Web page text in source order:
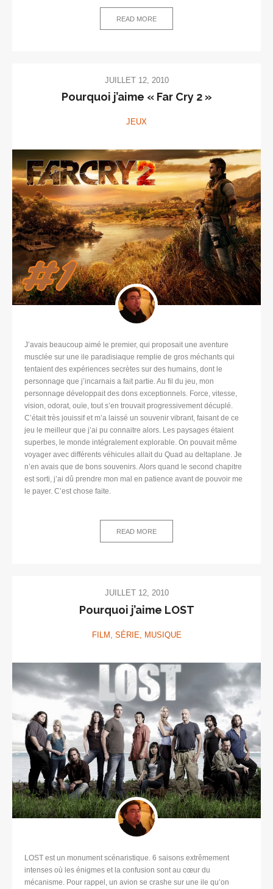
READ MORE
JUILLET 12, 2010
Pourquoi j’aime « Far Cry 2 »
JEUX
J’avais beaucoup aimé le premier, qui proposait une aventure
musclée sur une ile paradisiaque remplie de gros méchants qui
tentaient des expériences secrètes sur des humains, dont le
personnage que j’incarnais a fait partie. Au fil du jeu, mon
personnage développait des dons exceptionnels. Force, vitesse,
vision, odorat, ouïe, tout s’en trouvait progressivement décuplé.
C’était très jouissif et m’a laissé un souvenir vibrant, faisant de ce
jeu le meilleur que j’ai pu connaitre alors. Les paysages étaient
superbes, le monde intégralement explorable. On pouvait même
voyager avec différents véhicules allait du Quad au deltaplane. Je
n’en avais que de bons souvenirs. Alors quand le second chapitre
est sorti, j’ai dû prendre mon mal en patience avant de pouvoir me
le payer. C’est chose faite.
READ MORE
JUILLET 12, 2010
Pourquoi j’aime LOST
FILM, SÉRIE, MUSIQUE
LOST est un monument scénaristique. 6 saisons extrêmement
intenses où les énigmes et la confusion sont au cœur du
mécanisme. Pour rappel, un avion se crashe sur une ile qu’on